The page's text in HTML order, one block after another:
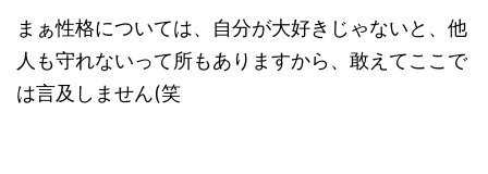
まぁ性格については、自分が大好きじゃないと、他
人も守れないって所もありますから、敢えてここで
は言及しません(笑